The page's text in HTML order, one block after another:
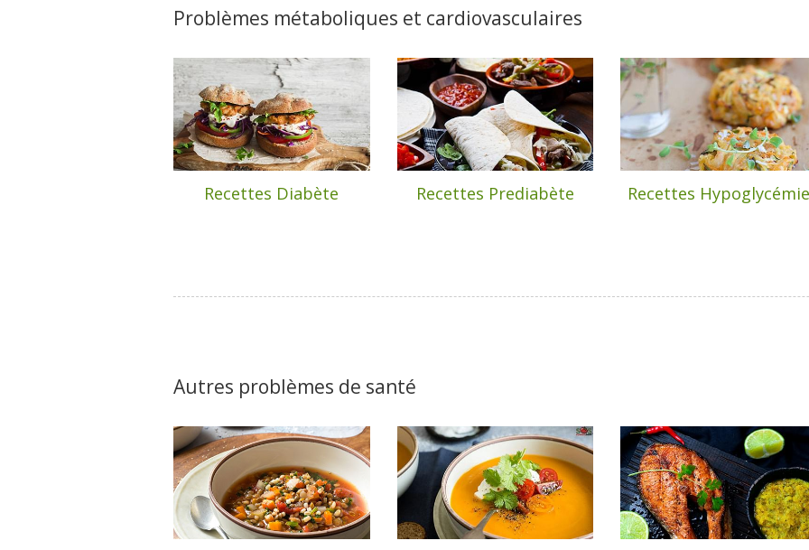
Problèmes métaboliques et cardiovasculaires
Recettes Diabète Recettes Prediabète Recettes Hypoglycémie
Autres problèmes de santé